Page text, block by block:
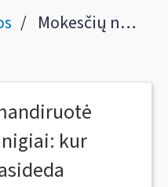
Mokesčių naujienos
kur